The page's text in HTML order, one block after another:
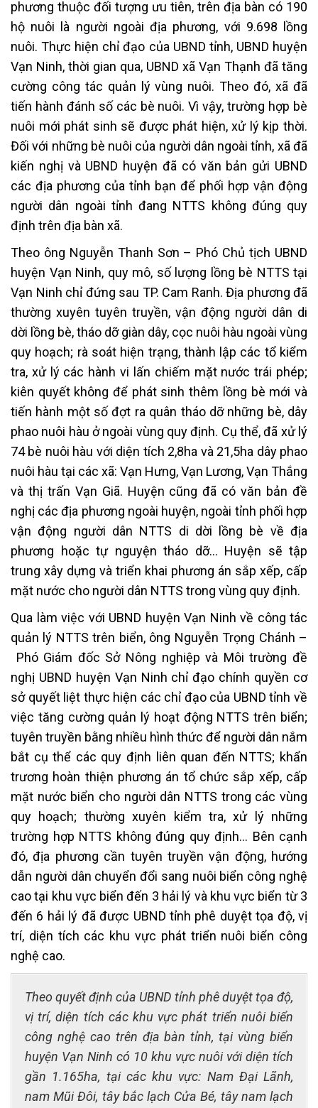
phương thuộc đối tượng ưu tiên, trên địa bàn có 190
hộ nuôi là người ngoài địa phương, với 9.698 lồng
nuôi. Thực hiện chỉ đạo của UBND tỉnh, UBND huyện
Vạn Ninh, thời gian qua, UBND xã Vạn Thạnh đã tăng
cường công tác quản lý vùng nuôi. Theo đó, xã đã
tiến hành đánh số các bè nuôi. Vì vậy, trường hợp bè
nuôi mới phát sinh sẽ được phát hiện, xử lý kịp thời.
Đối với những bè nuôi của người dân ngoài tỉnh, xã đã
kiến nghị và UBND huyện đã có văn bản gửi UBND
các địa phương của tỉnh bạn để phối hợp vận động
người dân ngoài tỉnh đang NTTS không đúng quy
định trên địa bàn xã.
Theo ông Nguyễn Thanh Sơn – Phó Chủ tịch UBND
huyện Vạn Ninh, quy mô, số lượng lồng bè NTTS tại
Vạn Ninh chỉ đứng sau TP. Cam Ranh. Địa phương đã
thường xuyên tuyên truyền, vận động người dân di
dời lồng bè, tháo dỡ giàn dây, cọc nuôi hàu ngoài vùng
quy hoạch; rà soát hiện trạng, thành lập các tổ kiểm
tra, xử lý các hành vi lấn chiếm mặt nước trái phép;
kiên quyết không để phát sinh thêm lồng bè mới và
tiến hành một số đợt ra quân tháo dỡ những bè, dây
phao nuôi hàu ở ngoài vùng quy định. Cụ thể, đã xử lý
74 bè nuôi hàu với diện tích 2,8ha và 21,5ha dây phao
nuôi hàu tại các xã: Vạn Hưng, Vạn Lương, Vạn Thắng
và thị trấn Vạn Giã. Huyện cũng đã có văn bản đề
nghị các địa phương ngoài huyện, ngoài tỉnh phối hợp
vận động người dân NTTS di dời lồng bè về địa
phương hoặc tự nguyện tháo dỡ… Huyện sẽ tập
trung xây dựng và triển khai phương án sắp xếp, cấp
mặt nước cho người dân NTTS trong vùng quy định.
Qua làm việc với UBND huyện Vạn Ninh về công tác
quản lý NTTS trên biển, ông Nguyễn Trọng Chánh –
Phó Giám đốc Sở Nông nghiệp và Môi trường đề
nghị UBND huyện Vạn Ninh chỉ đạo chính quyền cơ
sở quyết liệt thực hiện các chỉ đạo của UBND tỉnh về
việc tăng cường quản lý hoạt động NTTS trên biển;
tuyên truyền bằng nhiều hình thức để người dân nắm
bắt cụ thể các quy định liên quan đến NTTS; khẩn
trương hoàn thiện phương án tổ chức sắp xếp, cấp
mặt nước biển cho người dân NTTS trong các vùng
quy hoạch; thường xuyên kiểm tra, xử lý những
trường hợp NTTS không đúng quy định… Bên cạnh
đó, địa phương cần tuyên truyền vận động, hướng
dẫn người dân chuyển đổi sang nuôi biển công nghệ
cao tại khu vực biển đến 3 hải lý và khu vực biển từ 3
đến 6 hải lý đã được UBND tỉnh phê duyệt tọa độ, vị
trí, diện tích các khu vực phát triển nuôi biển công
nghệ cao.
Theo quyết định của UBND tỉnh phê duyệt tọa độ,
vị trí, diện tích các khu vực phát triển nuôi biển
công nghệ cao trên địa bàn tỉnh, tại vùng biển
huyện Vạn Ninh có 10 khu vực nuôi với diện tích
gần 1.165ha, tại các khu vực: Nam Đại Lãnh,
nam Mũi Đôi, tây bắc lạch Cửa Bé, tây nam lạch